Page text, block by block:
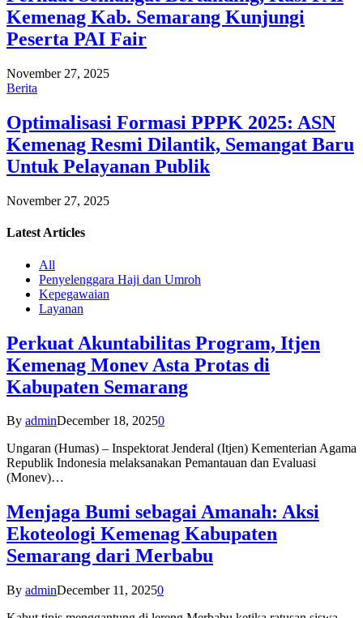
Kemenag Kab. Semarang Kunjungi
Peserta PAI Fair
November 27, 2025
Berita
Optimalisasi Formasi PPPK 2025: ASN
Kemenag Resmi Dilantik, Semangat Baru
Untuk Pelayanan Publik
November 27, 2025
Latest Articles
All
Penyelenggara Haji dan Umroh
Kepegawaian
Layanan
Perkuat Akuntabilitas Program, Itjen
Kemenag Monev Asta Protas di
Kabupaten Semarang
By adminDecember 18, 20250
Ungaran (Humas) – Inspektorat Jenderal (Itjen) Kementerian Agama
Republik Indonesia melaksanakan Pemantauan dan Evaluasi
(Monev)…
Menjaga Bumi sebagai Amanah: Aksi
Ekoteologi Kemenag Kabupaten
Semarang dari Merbabu
By adminDecember 11, 20250